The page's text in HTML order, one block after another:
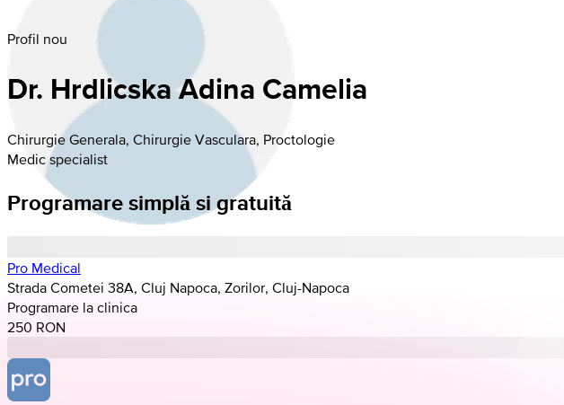
Profil nou
Dr. Hrdlicska Adina Camelia
Chirurgie Generala, Chirurgie Vasculara, Proctologie
Medic specialist
Programare simplă si gratuită
Pro Medical
Strada Cometei 38A, Cluj Napoca, Zorilor, Cluj-Napoca
Programare la clinica
250 RON